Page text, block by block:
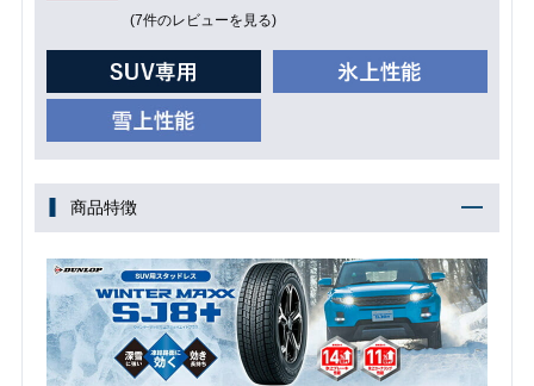
(7件のレビューを見る)
商品特徴